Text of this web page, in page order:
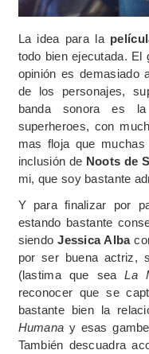
La idea para la
todo bien ejecutada.
opinión es demasiado
de los personajes,
banda sonora es
superheroes, con
mas floja que
inclusión de Noots de
mi, que soy bastante
Y para finalizar por
estando bastante
siendoJessica Alba
por ser buena actriz,
(lastima que seaLa
reconocer que se
bastante bien la
Humana y esas
También descuadra